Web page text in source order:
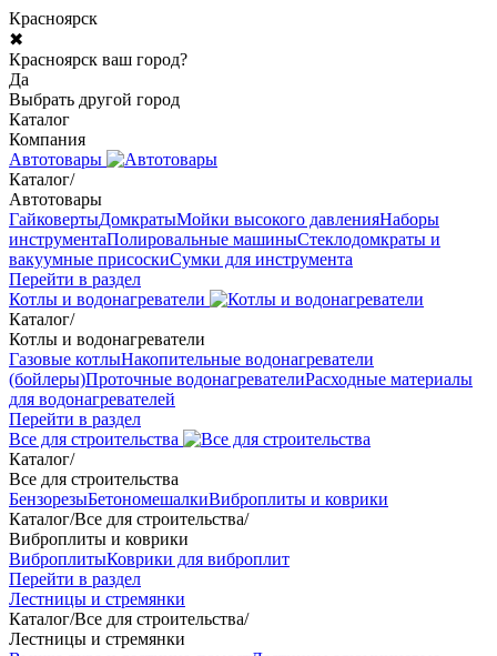
Красноярск
✖
Красноярск ваш город?
Да
Выбрать другой город
Каталог
Компания
Автотовары
Каталог/
Автотовары
ГайковертыДомкратыМойки высокого давленияНаборы
инструментаПолировальные машиныСтеклодомкраты и
вакуумные присоскиСумки для инструмента
Перейти в раздел
Котлы и водонагреватели
Каталог/
Котлы и водонагреватели
Газовые котлыНакопительные водонагреватели
(бойлеры)Проточные водонагревателиРасходные материалы
для водонагревателей
Перейти в раздел
Все для строительства
Каталог/
Все для строительства
БензорезыБетономешалкиВиброплиты и коврики
Каталог/Все для строительства/
Виброплиты и коврики
ВиброплитыКоврики для виброплит
Перейти в раздел
Лестницы и стремянки
Каталог/Все для строительства/
Лестницы и стремянки